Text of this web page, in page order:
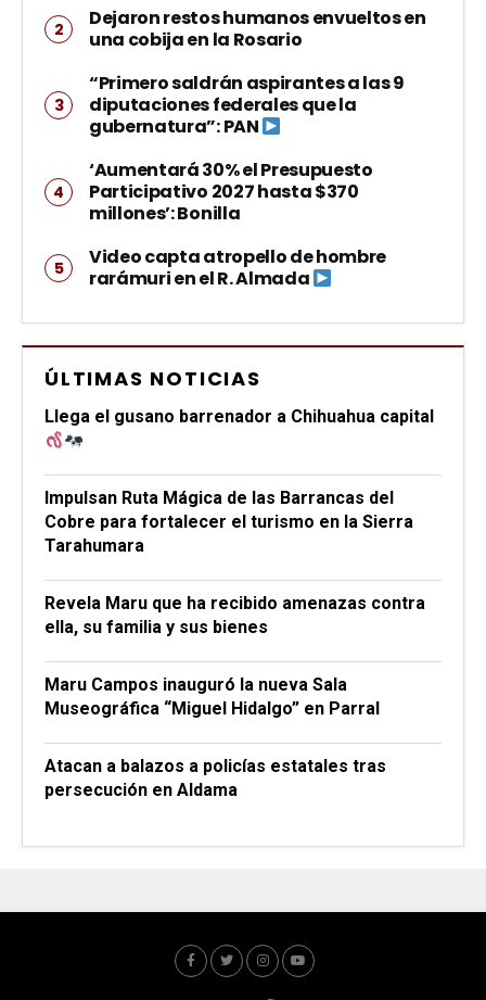
Dejaron restos humanos envueltos en
una cobija en la Rosario
“Primero saldrán aspirantes a las 9
diputaciones federales que la
gubernatura”: PAN
‘Aumentará 30% el Presupuesto
Participativo 2027 hasta $370
millones’: Bonilla
Video capta atropello de hombre
rarámuri en el R. Almada
ÚLTIMAS NOTICIAS
Llega el gusano barrenador a Chihuahua capital
Impulsan Ruta Mágica de las Barrancas del
Cobre para fortalecer el turismo en la Sierra
Tarahumara
Revela Maru que ha recibido amenazas contra
ella, su familia y sus bienes
Maru Campos inauguró la nueva Sala
Museográfica “Miguel Hidalgo” en Parral
Atacan a balazos a policías estatales tras
persecución en Aldama